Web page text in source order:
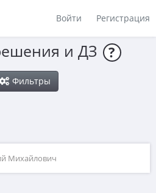
Войти Регистрация
и ДЗ ?
Фильтры
Михайлович